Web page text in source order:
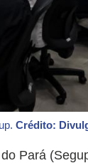
Crédito:
Pará